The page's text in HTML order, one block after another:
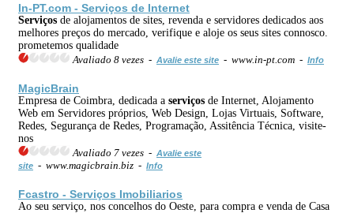
In-PT.com - Serviços de Internet
Serviços de alojamentos de sites, revenda e servidores dedicados aos
melhores preços do mercado, verifique e aloje os seus sites connosco.
prometemos qualidade
Avaliado 8 vezes - Avalie este site - www.in-pt.com - Info
MagicBrain
Empresa de Coimbra, dedicada a serviços de Internet, Alojamento
Web em Servidores próprios, Web Design, Lojas Virtuais, Software,
Redes, Segurança de Redes, Programação, Assitência Técnica, visite-
nos
Avaliado 7 vezes - Avalie este
site - www.magicbrain.biz - Info
Fcastro - Serviços Imobiliarios
Ao seu serviço, nos concelhos do Oeste, para compra e venda de Casa